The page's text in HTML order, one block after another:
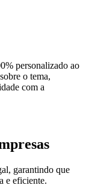
personalizado ao
o tema,
com a
garantindo que
e eficiente.